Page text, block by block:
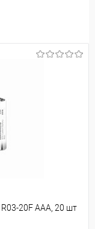
20F AAA, 20 шт